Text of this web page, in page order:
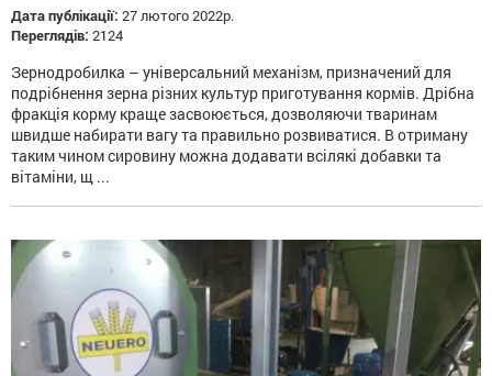
Дата публікації: 27 лютого 2022р.
Переглядів: 2124
Зернодробилка – універсальний механізм, призначений для
подрібнення зерна різних культур приготування кормів. Дрібна
фракція корму краще засвоюється, дозволяючи тваринам
швидше набирати вагу та правильно розвиватися. В отриману
таким чином сировину можна додавати всілякі добавки та
вітаміни, щ ...